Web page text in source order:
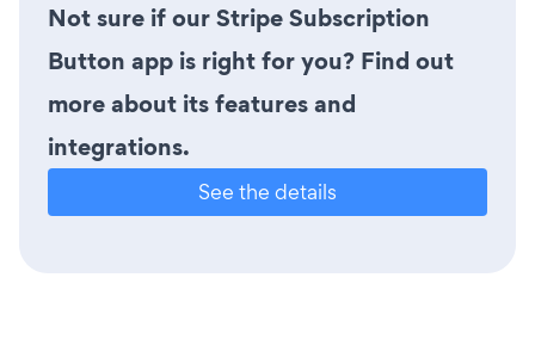
Not sure if our Stripe Subscription
Button app is right for you? Find out
more about its features and
integrations.
See the details